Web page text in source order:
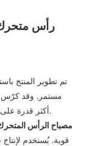
رأس متحرك
تم تطوير المنتج
مستمر. وقد كرّس
أكثر قدرة على التكيف مع نطاقات الجهد المختلفة لضمان السلامة.
مصباح الرأس